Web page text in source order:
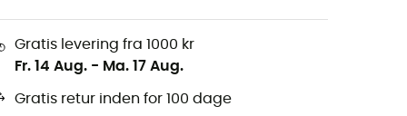
Gratis levering fra 1000 kr
Fr. 14 Aug. - Ma. 17 Aug.
Gratis retur inden for 100 dage